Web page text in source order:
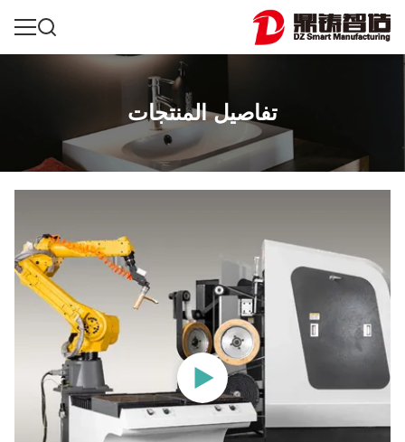
تفاصيل المنتجات